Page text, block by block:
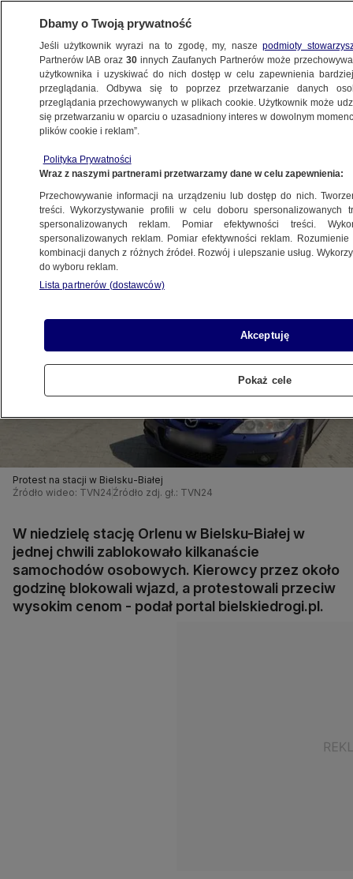
BIZNES
MOTO
na Orlenie. Protest kierowców
6.06.2022, 10:37
Udostępnij
Protest na stacji w Bielsku-Białej
Źródło wideo: TVN24 Źródło zdj. gł.: TVN24
W niedzielę stację Orlenu w Bielsku-Białej w
jednej chwili zablokowało kilkanaście
samochodów osobowych. Kierowcy przez około
godzinę blokowali wjazd, a protestowali przeciw
wysokim cenom - podał portal bielskiedrogi.pl.
Dbamy o Twoją prywatność
Jeśli użytkownik wyrazi na to zgodę, my, naszepodmioty
Partnerów IAB oraz30 innych Zaufanych Partnerów może
użytkownika i uzyskiwać do nich dostęp w celu zapewnienia
przeglądania. Odbywa się to poprzez przetwarzanie danych
przeglądania przechowywanych w plikach cookie. Użytkownik może
się przetwarzaniu w oparciu o uzasadniony interes w dowolnym
plików cookie i reklam”.
Polityka Prywatności
Wraz z naszymi partnerami przetwarzamy dane w celu zapewnienia:
Przechowywanie informacji na urządzeniu lub dostęp do nich.
treści. Wykorzystywanie profili w celu doboru spersonalizowanych
spersonalizowanych reklam. Pomiar efektywności treści.
spersonalizowanych reklam. Pomiar efektywności reklam.
kombinacji danych z różnych źródeł. Rozwój i ulepszanie usług.
do wyboru reklam.
Lista partnerów (dostawców)
Akceptuję
Pokaż cele